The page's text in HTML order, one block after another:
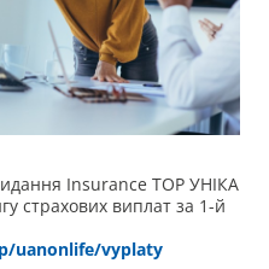
Insurance TOP УНІКА
страхових виплат за 1-й
uanonlife/vyplaty